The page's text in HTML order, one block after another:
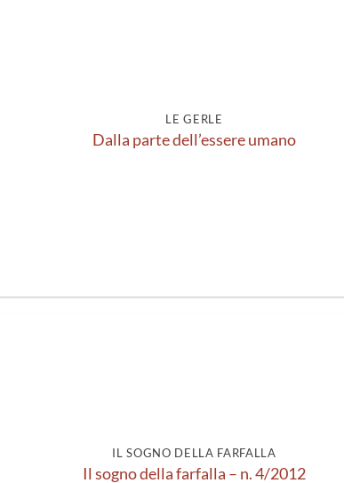
LE GERLE
Dalla parte dell’essere umano
IL SOGNO DELLA FARFALLA
Il sogno della farfalla – n. 4/2012